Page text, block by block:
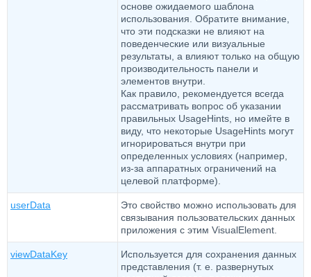
основе ожидаемого шаблона
использования. Обратите внимание,
что эти подсказки не влияют на
поведенческие или визуальные
результаты, а влияют только на общую
производительность панели и
элементов внутри.
Как правило, рекомендуется всегда
рассматривать вопрос об указании
правильных UsageHints, но имейте в
виду, что некоторые UsageHints могут
игнорироваться внутри при
определенных условиях (например,
из-за аппаратных ограничений на
целевой платформе).
userData
Это свойство можно использовать для
связывания пользовательских данных
приложения с этим VisualElement.
viewDataKey
Используется для сохранения данных
представления (т. е. развернутых